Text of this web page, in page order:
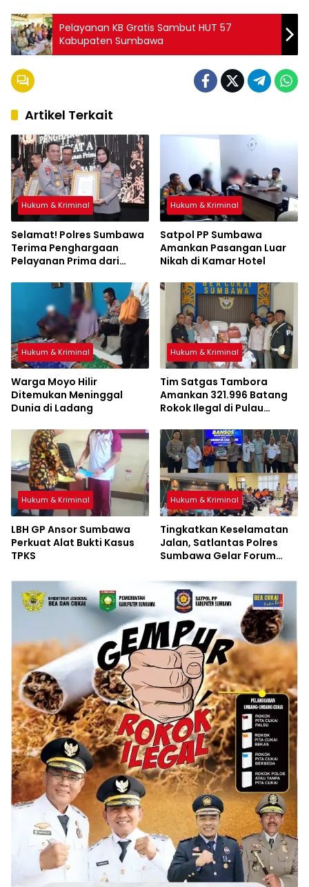
Pelayanan KB Gratis Sambut HUT 57
Kabupaten Sumbawa
Artikel Terkait
Hukum & Kriminal
Selamat! Polres Sumbawa
Terima Penghargaan
Pelayanan Prima dari
Hukum & Kriminal
Satpol PP Sumbawa
Amankan Pasangan Luar
Nikah di Kamar Hotel
Hukum & Kriminal
Warga Moyo Hilir
Ditemukan Meninggal
Dunia di Ladang
Hukum & Kriminal
Tim Satgas Tambora
Amankan 321.996 Batang
Rokok Ilegal di Pulau
Hukum & Kriminal
LBH GP Ansor Sumbawa
Perkuat Alat Bukti Kasus
TPKS
Hukum & Kriminal
Tingkatkan Keselamatan
Jalan, Satlantas Polres
Sumbawa Gelar Forum
Bagikan Bansos